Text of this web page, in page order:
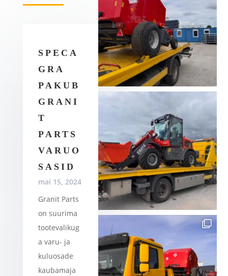
SPECA
GRA
PAKUB
GRANI
T
PARTS
VARUO
SASID
mai 15, 2024
Granit Parts
on suurima
tootevalikug
a varu- ja
kuluosade
kaubamaja